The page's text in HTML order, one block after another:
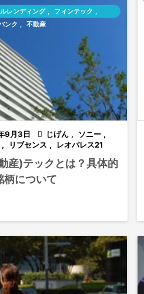
9月3日
レンディング フィンテック
ンク
不動産
 じげん , ソニー ,
, リブセンス , レオパレス21
産)テックとは？具体的
柄について